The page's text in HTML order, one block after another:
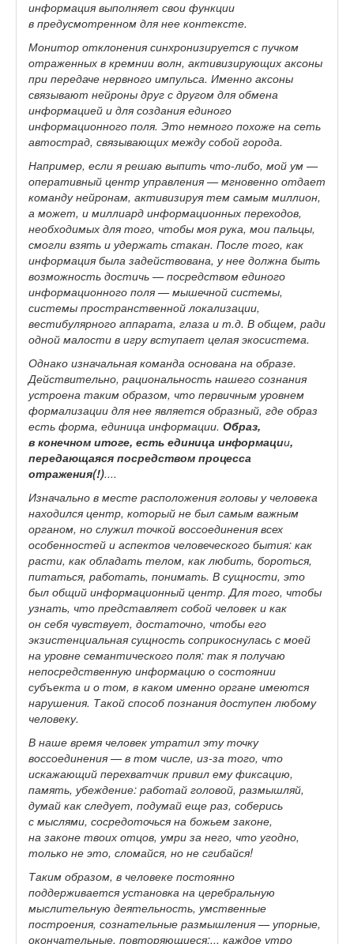
информация выполняет свои функции
в предусмотренном для нее контексте.
Монитор отклонения синхронизируется с пучком
отраженных в кремнии волн, активизирующих аксоны
при передаче нервного импульса. Именно аксоны
связывают нейроны друг с другом для обмена
информацией и для создания единого
информационного поля. Это немного похоже на сеть
автострад, связывающих между собой города.
Например, если я решаю выпить что-либо, мой ум —
оперативный центр управления — мгновенно отдает
команду нейронам, активизируя тем самым миллион,
а может, и миллиард информационных переходов,
необходимых для того, чтобы моя рука, мои пальцы,
смогли взять и удержать стакан. После того, как
информация была задействована, у нее должна быть
возможность достичь — посредством единого
информационного поля — мышечной системы,
системы пространственной локализации,
вестибулярного аппарата, глаза и т.д. В общем, ради
одной малости в игру вступает целая экосистема.
Однако изначальная команда основана на образе.
Действительно, рациональность нашего сознания
устроена таким образом, что первичным уровнем
формализации для нее является образный, где образ
есть форма, единица информации. Образ,
в конечном итоге, есть единица информации,
передающаяся посредством процесса
отражения(!)....
Изначально в месте расположения головы у человека
находился центр, который не был самым важным
органом, но служил точкой воссоединения всех
особенностей и аспектов человеческого бытия: как
расти, как обладать телом, как любить, бороться,
питаться, работать, понимать. В сущности, это
был общий информационный центр. Для того, чтобы
узнать, что представляет собой человек и как
он себя чувствует, достаточно, чтобы его
экзистенциальная сущность соприкоснулась с моей
на уровне семантического поля: так я получаю
непосредственную информацию о состоянии
субъекта и о том, в каком именно органе имеются
нарушения. Такой способ познания доступен любому
человеку.
В наше время человек утратил эту точку
воссоединения — в том числе, из-за того, что
искажающий перехватчик привил ему фиксацию,
память, убеждение: работай головой, размышляй,
думай как следует, подумай еще раз, соберись
с мыслями, сосредоточься на божьем законе,
на законе твоих отцов, умри за него, что угодно,
только не это, сломайся, но не сгибайся!
Таким образом, в человеке постоянно
поддерживается установка на церебральную
мыслительную деятельность, умственные
построения, сознательные размышления — упорные,
окончательные, повторяющиеся:... каждое утро